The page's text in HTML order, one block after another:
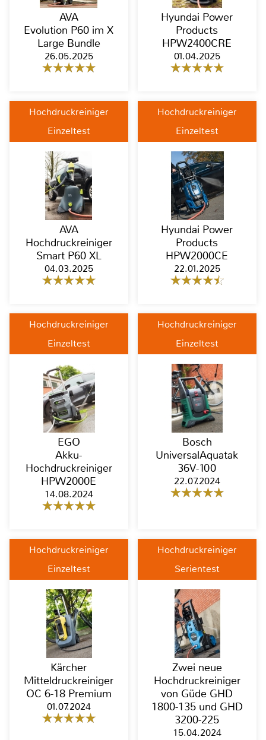
AVA
Evolution P60 im X
Large Bundle
26.05.2025
Hyundai Power
Products
HPW2400CRE
01.04.2025
Hochdruckreiniger
Einzeltest
AVA
Hochdruckreiniger
Smart P60 XL
04.03.2025
Hochdruckreiniger
Einzeltest
Hyundai Power
Products
HPW2000CE
22.01.2025
Hochdruckreiniger
Einzeltest
EGO
Akku-
Hochdruckreiniger
HPW2000E
14.08.2024
Hochdruckreiniger
Einzeltest
Bosch
UniversalAquatak
36V-100
22.07.2024
Hochdruckreiniger
Einzeltest
Kärcher
Mitteldruckreiniger
OC 6-18 Premium
01.07.2024
Hochdruckreiniger
Serientest
Zwei neue
Hochdruckreiniger
von Güde GHD
1800-135 und GHD
3200-225
15.04.2024